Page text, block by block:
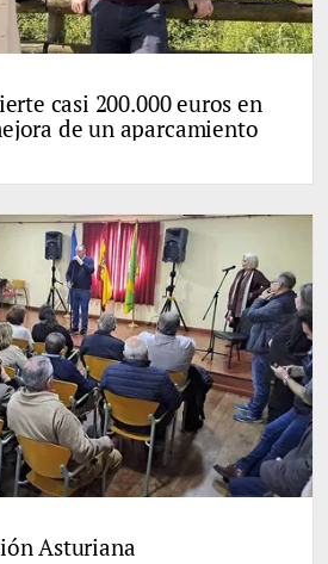
casi 200.000 euros en
de un aparcamiento
Asturiana